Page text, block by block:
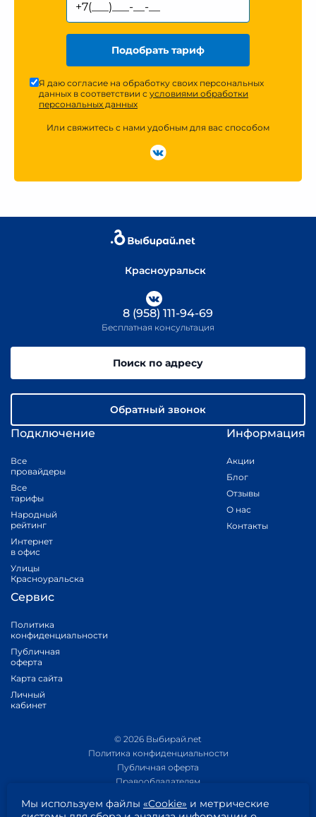
Подобрать тариф
Я даю согласие на обработку своих персональных
данных в соответствии с условиями обработки
персональных данных
Или свяжитесь с нами удобным для вас способом
Красноуральск
Подключение
Все
провайдеры
Все
тарифы
Народный
рейтинг
Интернет
в офис
Улицы
Красноуральска
Информация
Акции
Блог
Отзывы
О нас
Контакты
Сервис
Политика
конфиденциальности
Публичная
оферта
Карта сайта
Личный
кабинет
8 (958) 111-94-69
Бесплатная консультация
Поиск по адресу
Обратный звонок
© 2026 Выбирай.net
Политика конфиденциальности
Публичная оферта
Правообладателям
Приложение 1
Мы используем файлы «Cookie» и метрические